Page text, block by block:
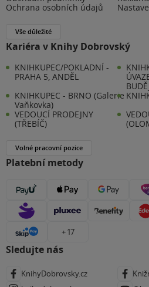
Ochrana osobních údajů
Vše důležité
Kariéra v Knihy Dobrovský
KNIHKUPEC/POKLADNÍ -
PRAHA 5, ANDĚL
KNIHKUPEC - BRNO (Galerie
Vaňkovka)
VEDOUCÍ PRODEJNY
(TŘEBÍČ)
Volné pracovní pozice
Platební metody
+ 17
Sledujte nás
KnihyDobrovsky.cz